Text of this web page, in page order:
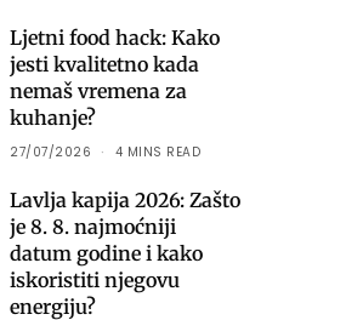
Ljetni food hack: Kako
jesti kvalitetno kada
nemaš vremena za
kuhanje?
27/07/2026 4 MINS READ
Lavlja kapija 2026: Zašto
je 8. 8. najmoćniji
datum godine i kako
iskoristiti njegovu
energiju?